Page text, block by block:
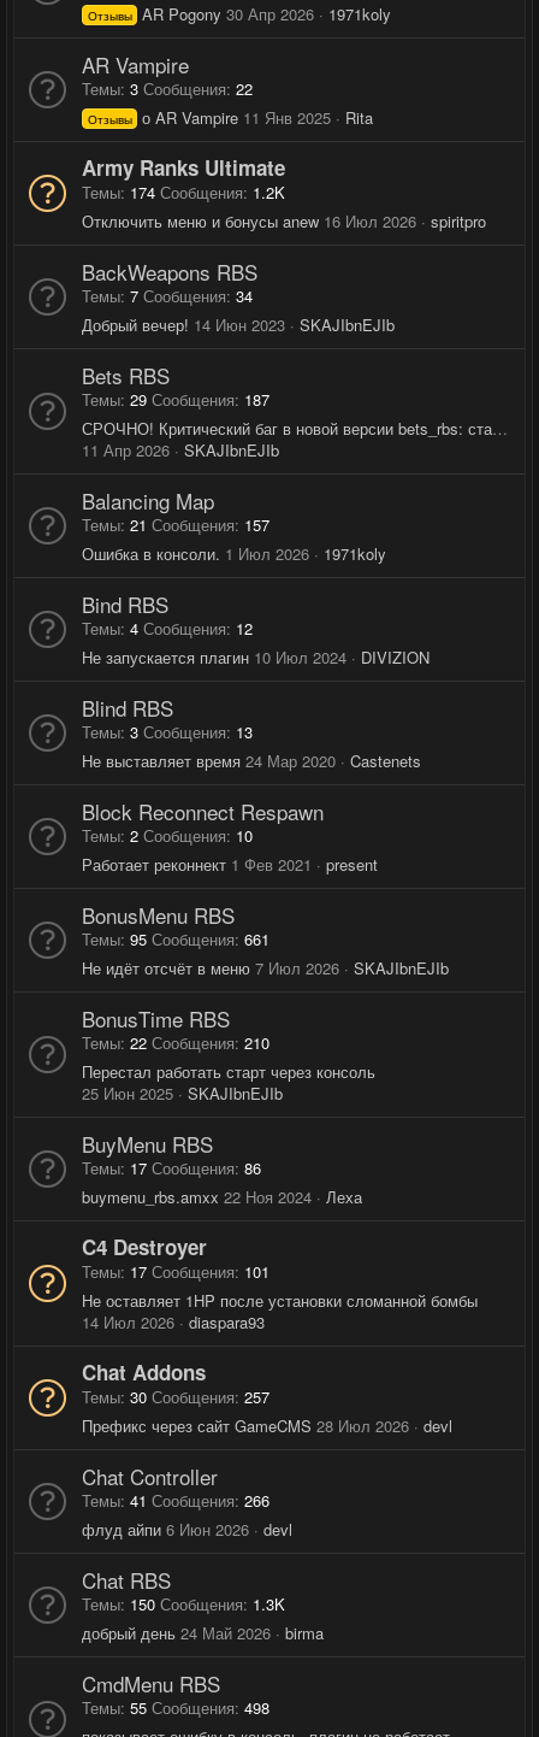
Отзывы AR Pogony 30 Апр 2026 1971koly
AR Vampire
Темы 3 Сообщения 22
Отзывы о AR Vampire 11 Янв 2025 Rita
Army Ranks Ultimate
Темы 174 Сообщения 1.2K
Отключить меню и бонусы anew 16 Июл 2026 spiritpro
BackWeapons RBS
Темы 7 Сообщения 34
Добрый вечер! 14 Июн 2023 SKAJIbnEJIb
Bets RBS
Темы 29 Сообщения 187
СРОЧНО! Критический баг в новой версии bets_rbs: ставки с GameCMS умножают баланс
11 Апр 2026
SKAJIbnEJIb
Balancing Map
Темы 21 Сообщения 157
Ошибка в консоли. 1 Июл 2026 1971koly
Bind RBS
Темы 4 Сообщения 12
Не запускается плагин 10 Июл 2024 DIVIZION
Blind RBS
Темы 3 Сообщения 13
Не выставляет время 24 Мар 2020 Castenets
Block Reconnect Respawn
Темы 2 Сообщения 10
Работает реконнект 1 Фев 2021 present
BonusMenu RBS
Темы 95 Сообщения 661
Не идёт отсчёт в меню 7 Июл 2026 SKAJIbnEJIb
BonusTime RBS
Темы 22 Сообщения 210
Перестал работать старт через консоль
25 Июн 2025
SKAJIbnEJIb
BuyMenu RBS
Темы 17 Сообщения 86
buymenu_rbs.amxx 22 Ноя 2024 Леха
C4 Destroyer
Темы 17 Сообщения 101
Не оставляет 1HP после установки сломанной бомбы
14 Июл 2026
diaspara93
Chat Addons
Темы 30 Сообщения 257
Префикс через сайт GameCMS 28 Июл 2026 devl
Chat Controller
Темы 41 Сообщения 266
флуд айпи 6 Июн 2026 devl
Chat RBS
Темы 150 Сообщения 1.3K
добрый день 24 Май 2026 birma
CmdMenu RBS
Темы 55 Сообщения 498